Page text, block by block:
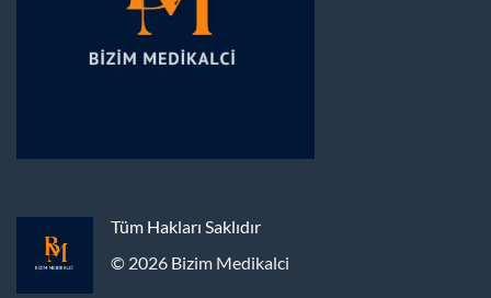
Tüm Hakları Saklıdır
© 2026 Bizim Medikalci